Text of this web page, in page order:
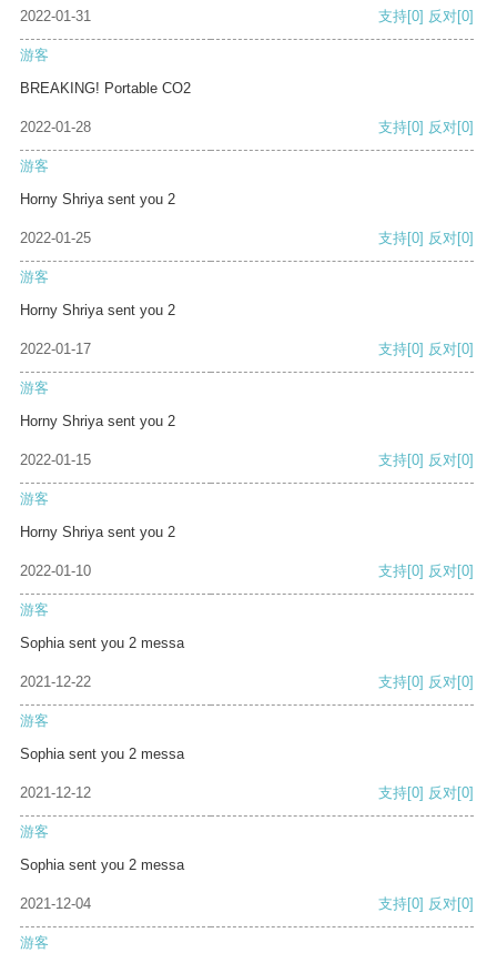
2022-01-31 支持[0] 反对[0]
游客
BREAKING! Portable CO2
2022-01-28 支持[0] 反对[0]
游客
Horny Shriya sent you 2
2022-01-25 支持[0] 反对[0]
游客
Horny Shriya sent you 2
2022-01-17 支持[0] 反对[0]
游客
Horny Shriya sent you 2
2022-01-15 支持[0] 反对[0]
游客
Horny Shriya sent you 2
2022-01-10 支持[0] 反对[0]
游客
Sophia sent you 2 messa
2021-12-22 支持[0] 反对[0]
游客
Sophia sent you 2 messa
2021-12-12 支持[0] 反对[0]
游客
Sophia sent you 2 messa
2021-12-04 支持[0] 反对[0]
游客